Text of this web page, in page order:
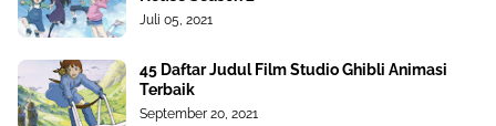
Juli 05, 2021
45 Daftar Judul Film Studio Ghibli Animasi
Terbaik
September 20, 2021